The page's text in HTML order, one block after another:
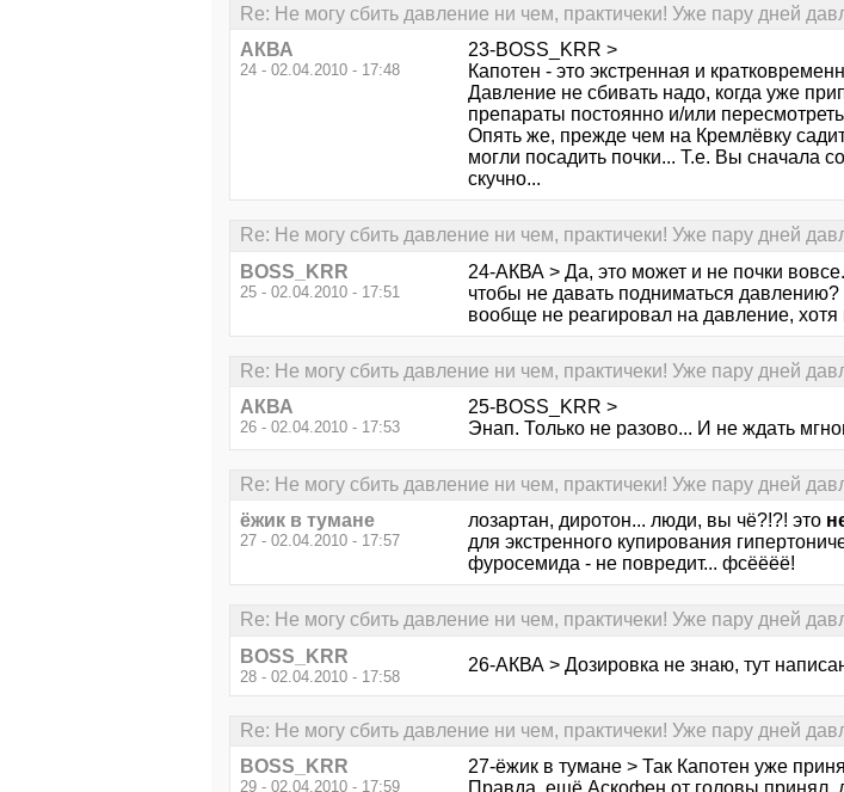
Re: Не могу сбить давление ни чем, практичеки! Уже пару дней
АКВА
24 - 02.04.2010 - 17:48
23-BOSS_KRR >
Капотен - это экстренная и
Давление не сбивать надо, когда уже
препараты постоянно и/или
Опять же, прежде чем на Кремлёвку
могли посадить почки... Т.е. Вы сначала
скучно...
Re: Не могу сбить давление ни чем, практичеки! Уже пару дней
BOSS_KRR
25 - 02.04.2010 - 17:51
24-АКВА > Да, это может и не почки
чтобы не давать подниматься
вообще не реагировал на давление,
Re: Не могу сбить давление ни чем, практичеки! Уже пару дней
АКВА
26 - 02.04.2010 - 17:53
25-BOSS_KRR >
Энап. Только не разово... И не ждать
Re: Не могу сбить давление ни чем, практичеки! Уже пару дней
ёжик в тумане
27 - 02.04.2010 - 17:57
лозартан, диротон... люди, вы чё?!?! это
для экстренного купирования
фуросемида - не повредит... фсёёёё!
Re: Не могу сбить давление ни чем, практичеки! Уже пару дней
BOSS_KRR
28 - 02.04.2010 - 17:58
26-АКВА > Дозировка не знаю, тут
Re: Не могу сбить давление ни чем, практичеки! Уже пару дней
BOSS_KRR
29 - 02.04.2010 - 17:59
27-ёжик в тумане > Так Капотен уже
Правда, ещё Аскофен от головы принял,